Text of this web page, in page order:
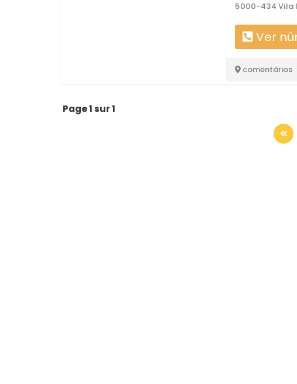
5000-434 Vila
Ver
comentários
Page 1 sur 1